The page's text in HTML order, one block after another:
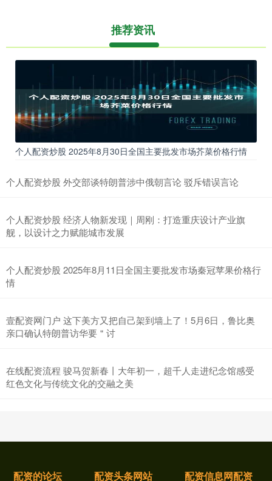
推荐资讯
个人配资炒股 2025年8月30日全国主要批发市场芥菜价格行情
个人配资炒股 外交部谈特朗普涉中俄朝言论 驳斥错误言论
个人配资炒股 经济人物新发现｜周刚：打造重庆设计产业旗
舰，以设计之力赋能城市发展
个人配资炒股 2025年8月11日全国主要批发市场秦冠苹果价格行
情
壹配资网门户 这下美方又把自己架到墙上了！5月6日，鲁比奥
亲口确认特朗普访华要＂讨
在线配资流程 骏马贺新春丨大年初一，超千人走进纪念馆感受
红色文化与传统文化的交融之美
配资的论坛 配资头条网站 配资信息网配资